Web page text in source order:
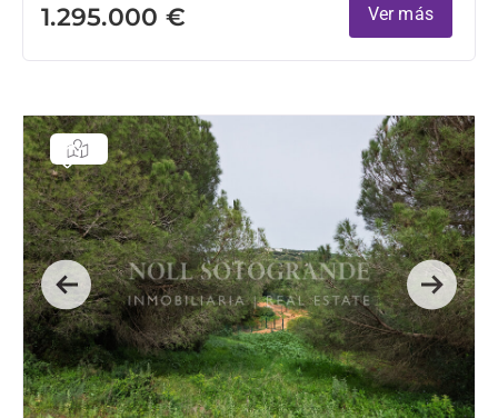
1.295.000 € Ver más
Previous Next